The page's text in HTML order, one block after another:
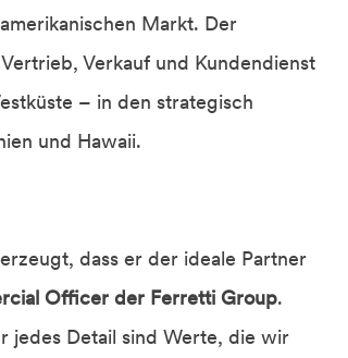
Markt. Der
Verkauf und Kundendienst
– in den strategisch
und Hawaii.
dass er der ideale Partner
Officer der Ferretti Group.
jedes Detail sind Werte, die wir